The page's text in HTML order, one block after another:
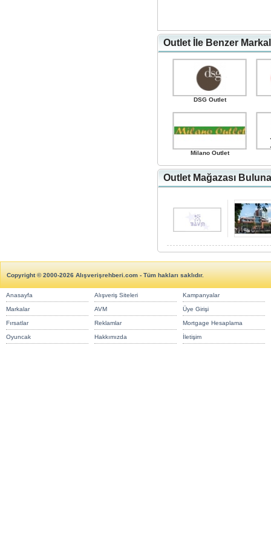
Outlet İle Benzer
DSG Outlet
Milano Outlet
Outlet Mağazası
Copyright © 2000-2026 Alışverişrehberi.com - Tüm hakları saklıdır.
Anasayfa Alışveriş Siteleri Kampanyalar
Markalar AVM Üye Girişi
Fırsatlar Reklamlar Mortgage Hesaplama
Oyuncak Hakkımızda İletişim